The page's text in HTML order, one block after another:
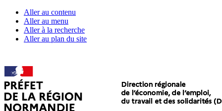
Aller au contenu
Aller au menu
Aller à la recherche
Aller au plan du site